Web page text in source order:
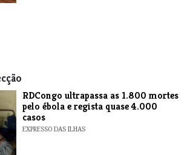
RDCongo ultrapassa as 1.800 mortes
pelo ébola e regista quase 4.000
casos
EXPRESSO DAS ILHAS